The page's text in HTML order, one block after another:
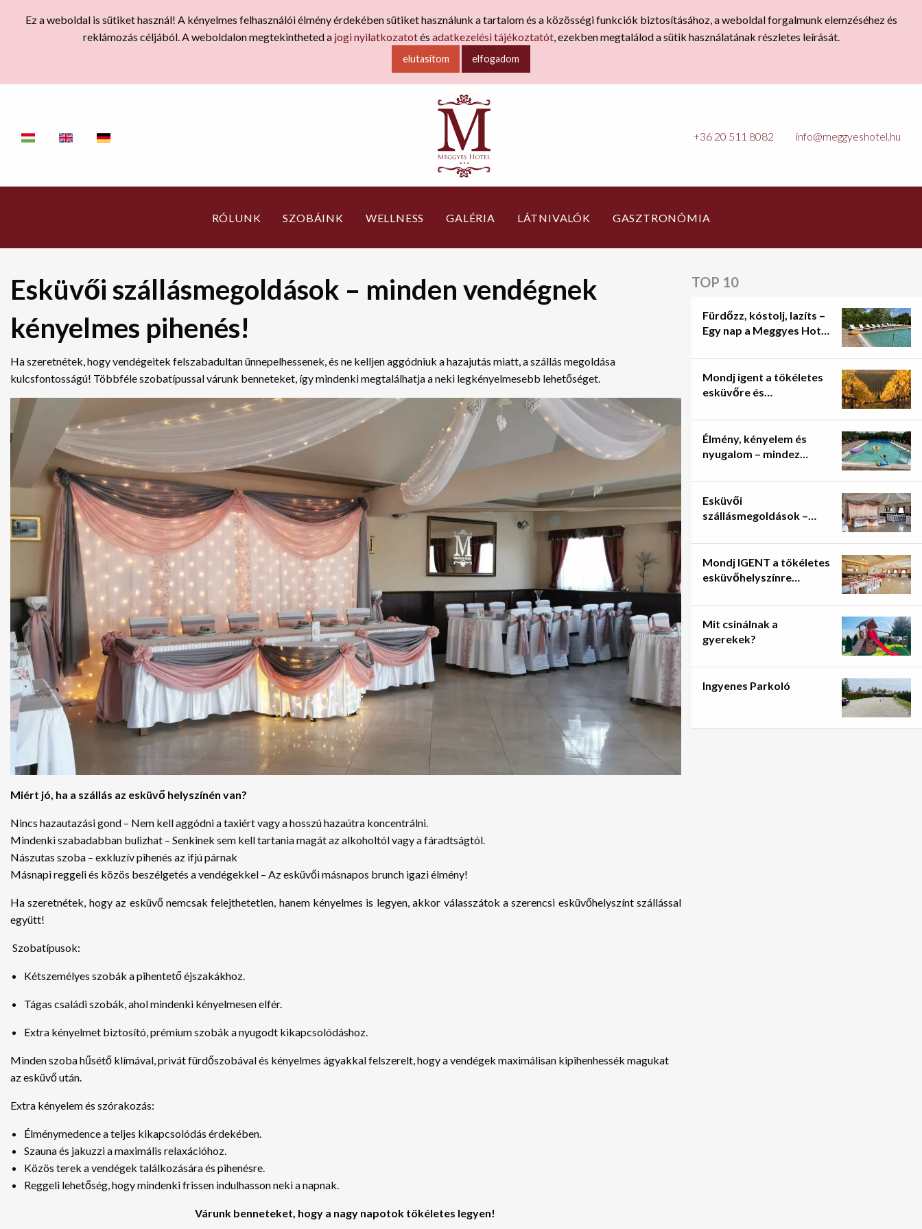
Ez a weboldal is sütiket használ! A kényelmes felhasználói élmény érdekében sütiket használunk a tartalom és a közösségi funkciók biztosításához, a weboldal forgalmunk elemzéséhez és
reklámozás céljából. A weboldalon megtekintheted a jogi nyilatkozatotés adatkezelési tájékoztatót, ezekben megtalálod a sütik használatának részletes leírását.
elutasítom elfogadom
+36 20 511 8082 info@meggyeshotel.hu
RÓLUNK SZOBÁINK WELLNESS GALÉRIA LÁTNIVALÓK GASZTRONÓMIA
Esküvői szállásmegoldások – minden vendégnek
kényelmes pihenés!
Ha szeretnétek, hogy vendégeitek felszabadultan ünnepelhessenek, és ne kelljen aggódniuk a hazajutás miatt, a szállás megoldása
kulcsfontosságú! Többféle szobatípussal várunk benneteket, így mindenki megtalálhatja a neki legkényelmesebb lehetőséget.
Miért jó, ha a szállás az esküvő helyszínén van?
Nincs hazautazási gond – Nem kell aggódni a taxiért vagy a hosszú hazaútra koncentrálni.
Mindenki szabadabban bulizhat – Senkinek sem kell tartania magát az alkoholtól vagy a fáradtságtól.
Nászutas szoba – exkluzív pihenés az ifjú párnak
Másnapi reggeli és közös beszélgetés a vendégekkel – Az esküvői másnapos brunch igazi élmény!
Ha szeretnétek, hogy az esküvő nemcsak felejthetetlen, hanem kényelmes is legyen, akkor válasszátok a szerencsi esküvőhelyszínt szállással
együtt!
Szobatípusok:
Kétszemélyes szobák a pihentető éjszakákhoz.
Tágas családi szobák, ahol mindenki kényelmesen elfér.
Extra kényelmet biztosító, prémium szobák a nyugodt kikapcsolódáshoz.
Minden szoba hűsétő klímával, privát fürdőszobával és kényelmes ágyakkal felszerelt, hogy a vendégek maximálisan kipihenhessék magukat
az esküvő után.
Extra kényelem és szórakozás:
Élménymedence a teljes kikapcsolódás érdekében.
Szauna és jakuzzi a maximális relaxációhoz.
Közös terek a vendégek találkozására és pihenésre.
Reggeli lehetőség, hogy mindenki frissen indulhasson neki a napnak.
Várunk benneteket, hogy a nagy napotok tökéletes legyen!
TOP 10
Fürdőzz, kóstolj, lazíts –
Egy nap a Meggyes Hotel
élménymedencéjénél
Mondj igent a tökéletes
esküvőre és
Szerencsen!
Élmény, kényelem és
nyugalom – mindez
Hegyalja szívében!
Esküvői
szállásmegoldások –
kényelmes pihenés!
Mondj IGENT a tökéletes
esküvőhelyszínre
Mit csinálnak a
gyerekek?
Ingyenes Parkoló